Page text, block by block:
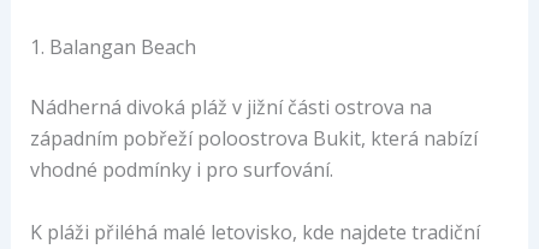
1. Balangan Beach
Nádherná divoká pláž v jižní části ostrova na
západním pobřeží poloostrova Bukit, která nabízí
vhodné podmínky i pro surfování.
K pláži přiléhá malé letovisko, kde najdete tradiční